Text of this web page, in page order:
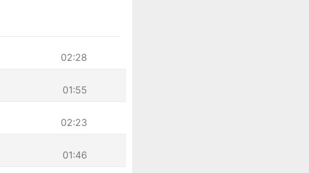
02:28
01:55
02:23
01:46